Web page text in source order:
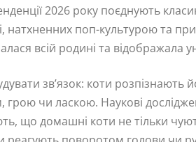
2026 року поєднують
натхненних поп-культурою та
всій родині та відображала
зв’язок: коти
чи ласкою. Наукові
що домашні коти не тільки